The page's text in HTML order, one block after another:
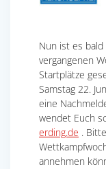
Nun ist es
vergangenen
Startplätze
Samstag 22.
eine
wendet Euch
erding.de .
annehmen